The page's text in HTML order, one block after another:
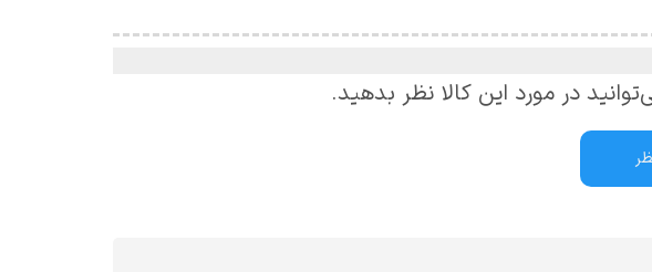
در مورد این کالا نظر بدهید.